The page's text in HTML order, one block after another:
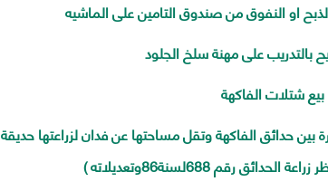
او النفوق من صندوق التامين على الماشيه
على مهنة سلخ الجلود
شتلات الفاكهة
حدائق الفاكهة وتقل مساحتها عن فدان لزراعتها حديقة
رقم 688لسنة86وتعديلاته )